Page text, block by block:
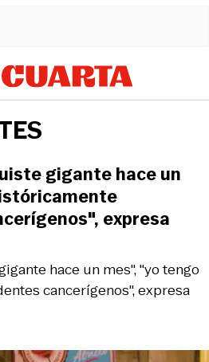
hace un mes", "yo tengo
cancerígenos", expresa
gigante hace un
expresa